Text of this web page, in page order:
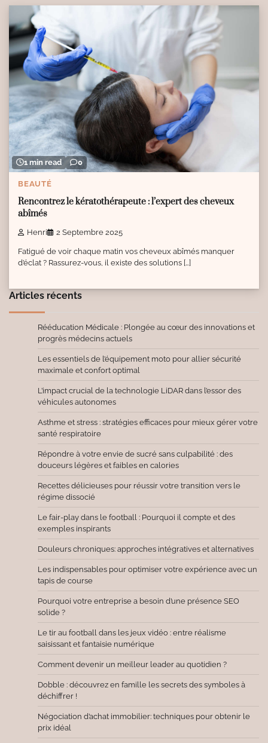
1 min read 0
BEAUTÉ
Rencontrez le kératothérapeute : l’expert des cheveux
abîmés
Henri 2 Septembre 2025
Fatigué de voir chaque matin vos cheveux abîmés manquer
d’éclat ? Rassurez-vous, il existe des solutions […]
Articles récents
Rééducation Médicale : Plongée au cœur des innovations et
progrès médecins actuels
Les essentiels de l’équipement moto pour allier sécurité
maximale et confort optimal
L’impact crucial de la technologie LiDAR dans l’essor des
véhicules autonomes
Asthme et stress : stratégies efficaces pour mieux gérer votre
santé respiratoire
Répondre à votre envie de sucré sans culpabilité : des
douceurs légères et faibles en calories
Recettes délicieuses pour réussir votre transition vers le
régime dissocié
Le fair-play dans le football : Pourquoi il compte et des
exemples inspirants
Douleurs chroniques: approches intégratives et alternatives
Les indispensables pour optimiser votre expérience avec un
tapis de course
Pourquoi votre entreprise a besoin d’une présence SEO
solide ?
Le tir au football dans les jeux vidéo : entre réalisme
saisissant et fantaisie numérique
Comment devenir un meilleur leader au quotidien ?
Dobble : découvrez en famille les secrets des symboles à
déchiffrer !
Négociation d’achat immobilier: techniques pour obtenir le
prix idéal